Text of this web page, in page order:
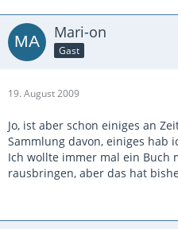
Mari-on
Gast
19. August 2009
Jo, ist aber schon einiges an
Sammlung davon, einiges hab
Ich wollte immer mal ein Buch
rausbringen, aber das hat